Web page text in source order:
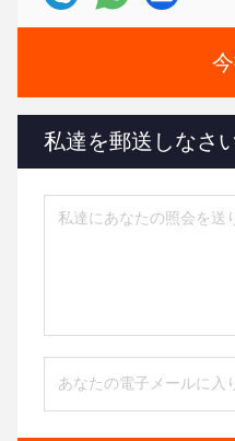
私達を郵送しなさ